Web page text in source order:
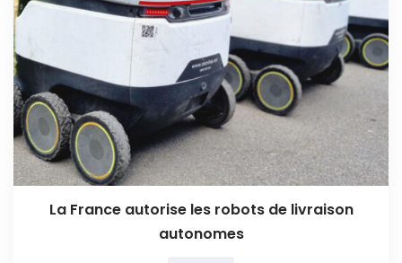
La France autorise les robots de livraison
autonomes